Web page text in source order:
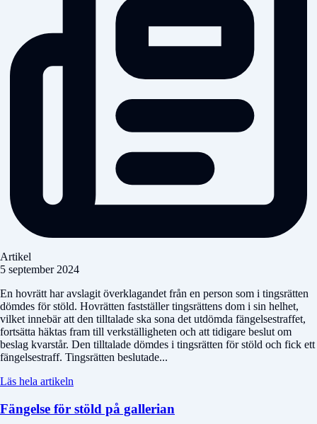
Artikel
5 september 2024
En hovrätt har avslagit överklagandet från en person som i tingsrätten
dömdes för stöld. Hovrätten fastställer tingsrättens dom i sin helhet,
vilket innebär att den tilltalade ska sona det utdömda fängelsestraffet,
fortsätta häktas fram till verkställigheten och att tidigare beslut om
beslag kvarstår. Den tilltalade dömdes i tingsrätten för stöld och fick ett
fängelsestraff. Tingsrätten beslutade...
Läs hela artikeln
Fängelse för stöld på gallerian